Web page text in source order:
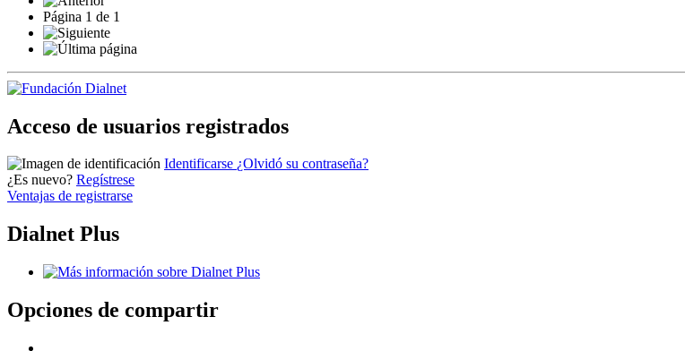
Página 1 de 1
Acceso de usuarios registrados
Identificarse ¿Olvidó su contraseña?
¿Es nuevo? Regístrese
Ventajas de registrarse
Dialnet Plus
Opciones de compartir